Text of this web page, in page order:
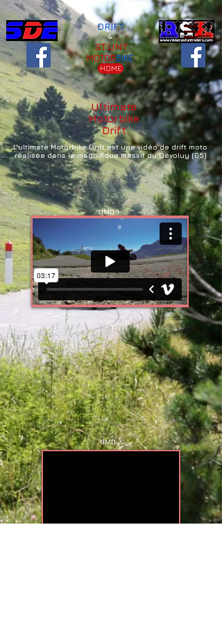
DRIFT
&
STUNT
MOTORBIKE
HOME
Ultimate
Motorbike
Drift
UMD 2
UMD 1
L'ultimate Motorbike Drift est une vidéo de drift moto
réalisée dans le magnifique massif du Dévoluy (05)